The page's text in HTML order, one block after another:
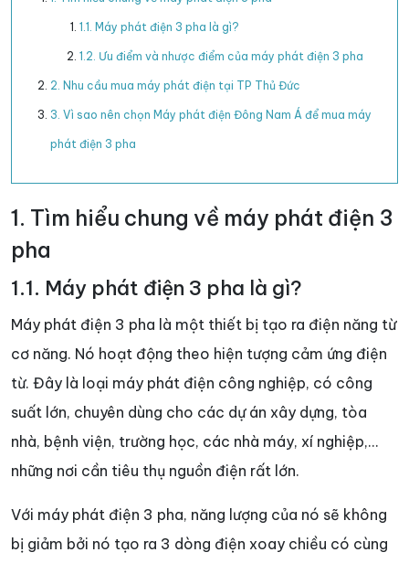
1.1. Máy phát điện 3 pha là gì?
1.2. Ưu điểm và nhược điểm của máy phát điện 3 pha
2. Nhu cầu mua máy phát điện tại TP Thủ Đức
3. Vì sao nên chọn Máy phát điện Đông Nam Á để mua máy
phát điện 3 pha
1. Tìm hiểu chung về máy phát điện 3
pha
1.1. Máy phát điện 3 pha là gì?
Máy phát điện 3 pha là một thiết bị tạo ra điện năng từ
cơ năng. Nó hoạt động theo hiện tượng cảm ứng điện
từ. Đây là loại máy phát điện công nghiệp, có công
suất lớn, chuyên dùng cho các dự án xây dựng, tòa
nhà, bệnh viện, trường học, các nhà máy, xí nghiệp,…
những nơi cần tiêu thụ nguồn điện rất lớn.
Với máy phát điện 3 pha, năng lượng của nó sẽ không
bị giảm bởi nó tạo ra 3 dòng điện xoay chiều có cùng